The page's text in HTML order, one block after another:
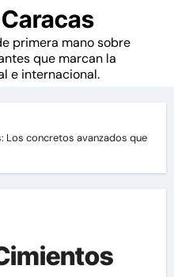
primera mano sobre
que marcan la
e internacional.
Los concretos avanzados que